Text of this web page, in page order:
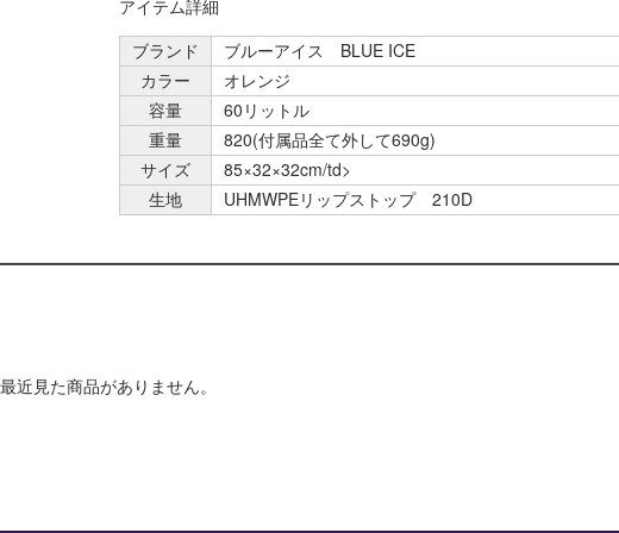
アイテム詳細
ブランド
ブルーアイス BLUE ICE
カラー
オレンジ
容量
60リットル
重量
820(付属品全て外して690g)
サイズ
85×32×32cm/td>
生地
UHMWPEリップストップ 210D
最近見た商品がありません。